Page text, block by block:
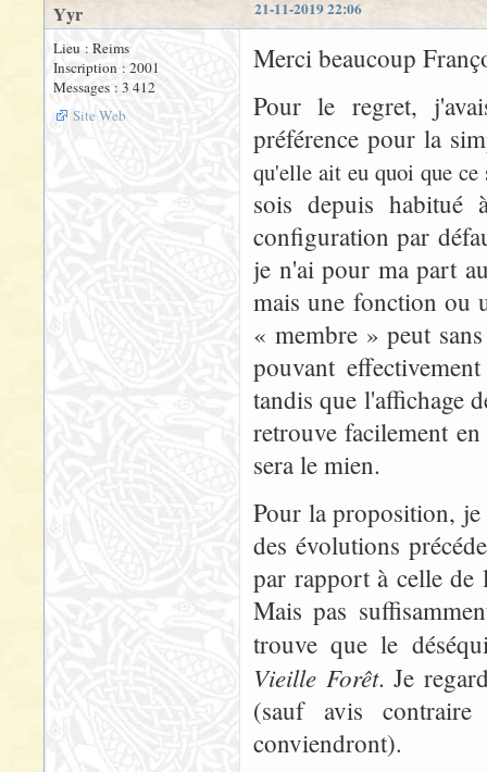
21-11-2019 22:06
Yyr
Lieu : Reims
Inscription : 2001
Messages : 3 412
Site Web
Merci beaucoup
Pour le regret,
préférence pour la
qu'elle ait eu quoi que
sois depuis habitué
configuration par
je n'ai pour ma part
mais une fonction ou
« membre » peut
pouvant
tandis que l'affichage
retrouve facilement
sera le mien.
Pour la proposition,
des évolutions
par rapport à celle
Mais pas
trouve que le
Vieille Forêt. Je
(sauf avis
conviendront).